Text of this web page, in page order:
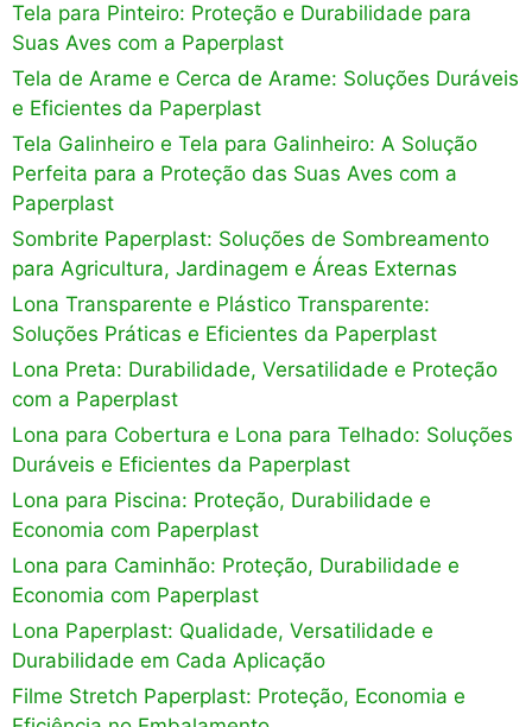
Tela para Pinteiro: Proteção e Durabilidade para
Suas Aves com a Paperplast
Tela de Arame e Cerca de Arame: Soluções Duráveis
e Eficientes da Paperplast
Tela Galinheiro e Tela para Galinheiro: A Solução
Perfeita para a Proteção das Suas Aves com a
Paperplast
Sombrite Paperplast: Soluções de Sombreamento
para Agricultura, Jardinagem e Áreas Externas
Lona Transparente e Plástico Transparente:
Soluções Práticas e Eficientes da Paperplast
Lona Preta: Durabilidade, Versatilidade e Proteção
com a Paperplast
Lona para Cobertura e Lona para Telhado: Soluções
Duráveis e Eficientes da Paperplast
Lona para Piscina: Proteção, Durabilidade e
Economia com Paperplast
Lona para Caminhão: Proteção, Durabilidade e
Economia com Paperplast
Lona Paperplast: Qualidade, Versatilidade e
Durabilidade em Cada Aplicação
Filme Stretch Paperplast: Proteção, Economia e